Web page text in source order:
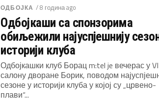
ОДБОЈКА / 8 година ago
Одбојкаши са спонзорима
обиљежили најуспјешнију
историји клуба
Одбојкашки клуб Борац m:tel je вечерас у
салону дворане Борик, поводом
сезоне у историји клуба у којој су „црвено-
плави“...